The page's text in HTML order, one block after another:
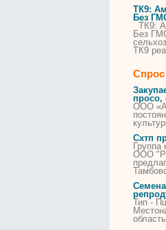
ТК9:
Без
ТК9:
Без
ТК9
просо,
ООО
Схтп
ООО
Тип -